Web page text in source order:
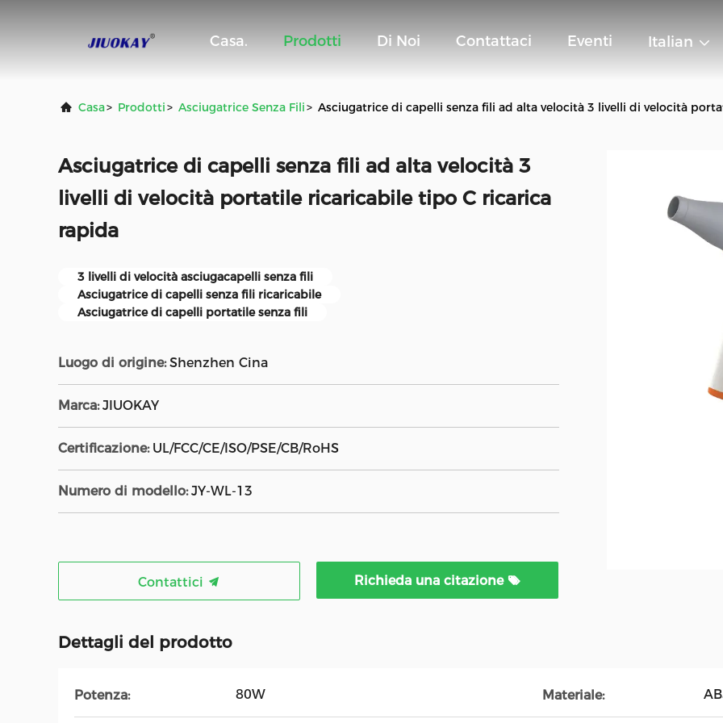
Casa. Prodotti Di Noi Contattaci Eventi Italian
Casa> Prodotti> Asciugatrice Senza Fili> Asciugatrice di capelli senza fili ad alta velocità 3 livelli di velocità
Asciugatrice di capelli senza fili ad alta velocità 3
livelli di velocità portatile ricaricabile tipo C ricarica
rapida
3 livelli di velocità asciugacapelli senza fili
Asciugatrice di capelli senza fili ricaricabile
Asciugatrice di capelli portatile senza fili
Luogo di origine: Shenzhen Cina
Marca: JIUOKAY
Certificazione: UL/FCC/CE/ISO/PSE/CB/RoHS
Numero di modello: JY-WL-13
Contattici Richieda una citazione
Dettagli del prodotto
Potenza: 80W Materiale: